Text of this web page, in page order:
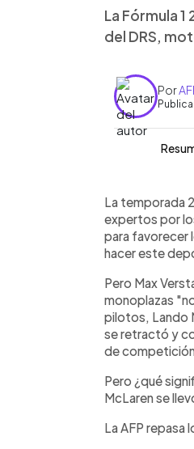
La Fórmula
del DRS,
Por
La
más
pilotos
La temporada
expertos por
para favorecer
hacer este
Pero Max
monoplazas
pilotos, Lando
se retractó y
de
Pero ¿qué
McLaren se
La AFP repasa